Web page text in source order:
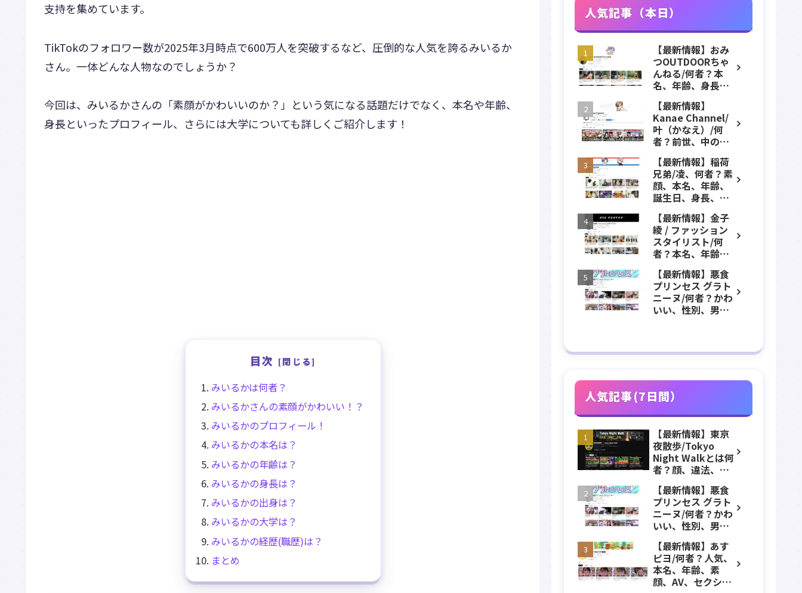
支持を集めています。
TikTokのフォロワー数が2025年3月時点で600万人を突破するなど、圧倒的な人気を誇るみいるか
さん。一体どんな人物なのでしょうか？
今回は、みいるかさんの「素顔がかわいいのか？」という気になる話題だけでなく、本名や年齢、
身長といったプロフィール、さらには大学についても詳しくご紹介します！
目次
みいるかは何者？
みいるかさんの素顔がかわいい！？
みいるかのプロフィール！
みいるかの本名は？
みいるかの年齢は？
みいるかの身長は？
みいるかの出身は？
みいるかの大学は？
みいるかの経歴(職歴)は？
まとめ
人気記事（本日）
【最新情報】おみ
つOUTDOORちゃ
んねる/何者？本
名、年齢、身長、
結婚、アンチにつ
いてプロフィー
ル、チャンネル紹
介！
【最新情報】
Kanae Channel/
叶（かなえ）/何
者？前世、中の
生日、身長、葛
葉、ChroNoiR、年
収などのプロフィ
ール、YouTubeチ
ャンネル紹介！
【最新情報】稲荷
兄弟/凌、何者？素
顔、本名、年齢、
誕生日、身長、出
ィール、YouTube
チャンネル紹介！
【最新情報】金子
綾 / ファッション
スタイリスト/何
者？本名、年齢、
重、出身などのプ
ロフィール、
YouTubeチャンネ
ル紹介！
【最新情報】悪食
プリンセス グラト
ニーヌ/何者？かわ
いい、性別、男？
YouTubeチャンネ
人気記事(7日間）
【最新情報】東京
夜散歩/Tokyo
Night Walkとは何
者？顔、違法、逮
久保公園、本名、
年齢、誕生日、職
業、かわいい、彼
女などのプロフィ
ール、YouTubeチ
ャンネル紹介！
【最新情報】悪食
プリンセス グラト
ニーヌ/何者？かわ
いい、性別、男？
長、出身などのプ
ロフィール、
YouTubeチャンネ
ル紹介！
【最新情報】あす
ピヨ/何者？人気、
本名、年齢、素
顔、AV、セクシ